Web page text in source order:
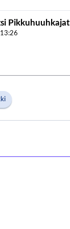
Pikkuhuuhkajat
13:26